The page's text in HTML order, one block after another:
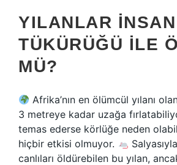
YILANLAR INSAN
TÜKÜRÜĞÜ ILE
MÜ?
Afrika’nın en ölümcül yılanı
3 metreye kadar uzağa
temas ederse körlüğe neden
hiçbir etkisi olmuyor.
canlıları öldürebilen bu yılan,